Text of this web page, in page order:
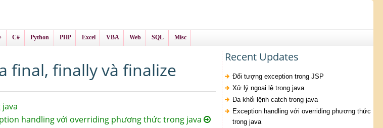
C# Python PHP Excel VBA Web SQL Misc
final, finally và finalize
handling với overriding phương thức trong java
Recent Updates
Đối tượng exception trong JSP
Xử lý ngoại lệ trong java
Đa khối lệnh catch trong java
Exception handling với overriding phương thức
trong java